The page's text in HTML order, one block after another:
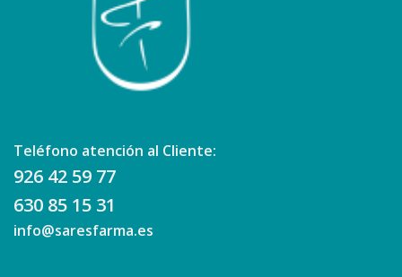
Teléfono atención al Cliente:
926 42 59 77
630 85 15 31
info@saresfarma.es